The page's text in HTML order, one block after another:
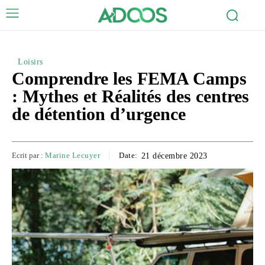
Loisirs
Comprendre les FEMA Camps
: Mythes et Réalités des centres
de détention d’urgence
Ecrit par : Marine Lecuyer Date: 21 décembre 2023